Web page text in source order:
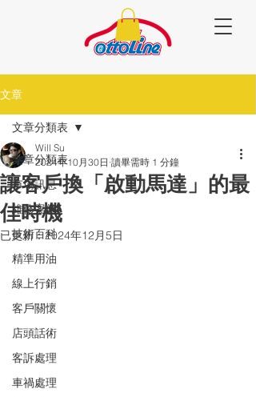
文章
文章分類表
市場訊息
維修案例
技術百科
精準用油
線上行銷
客戶關懷
店頭話術
客訴處理
車禍處理
文章分類表
讓客戶換「啟動馬達」的最
佳時機
Will Su
2024年10月30日 讀畢需時 1 分鐘
已更新：2024年12月5日